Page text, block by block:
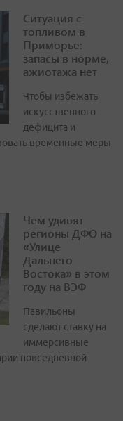
Ситуация с
топливом в
Приморье:
запасы в норме,
ажиотажа нет
Чтобы избежать
искусственного
дефицита и
временные меры
Чем удивят
регионы ДФО на
«Улице
Дальнего
Востока» в этом
году на ВЭФ
Павильоны
сделают ставку на
иммерсивные
повседневной